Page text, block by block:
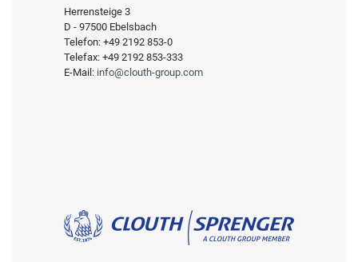
Herrensteige 3
D - 97500 Ebelsbach
Telefon: +49 2192 853-0
Telefax: +49 2192 853-333
E-Mail: info@clouth-group.com